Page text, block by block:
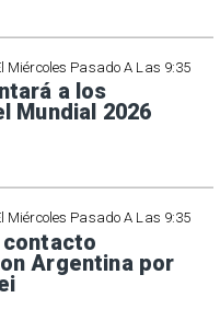
Miércoles Pasado A Las 9:35
a los
Mundial 2026
Miércoles Pasado A Las 9:35
contacto
Argentina por